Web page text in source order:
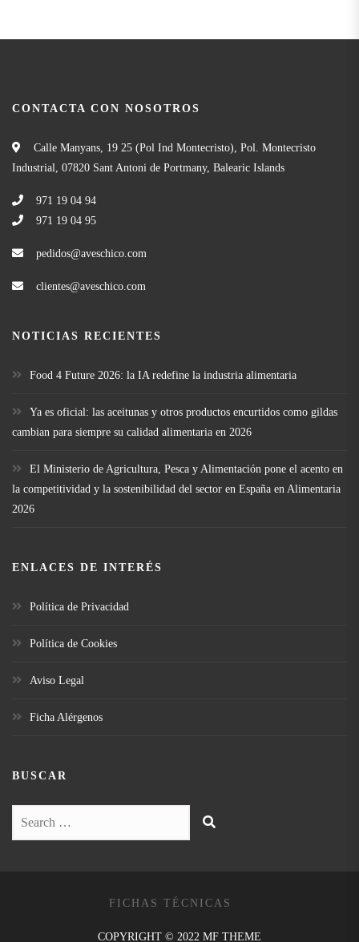
CONTACTA CON NOSOTROS
Calle Manyans, 19 25 (Pol Ind Montecristo), Pol. Montecristo
Industrial, 07820 Sant Antoni de Portmany, Balearic Islands
971 19 04 94
971 19 04 95
pedidos@aveschico.com
clientes@aveschico.com
NOTICIAS RECIENTES
Food 4 Future 2026: la IA redefine la industria alimentaria
Ya es oficial: las aceitunas y otros productos encurtidos como gildas
cambian para siempre su calidad alimentaria en 2026
El Ministerio de Agricultura, Pesca y Alimentación pone el acento en
la competitividad y la sostenibilidad del sector en España en Alimentaria
2026
ENLACES DE INTERÉS
Política de Privacidad
Política de Cookies
Aviso Legal
Ficha Alérgenos
BUSCAR
FICHAS TÉCNICAS
COPYRIGHT © 2022 MF THEME